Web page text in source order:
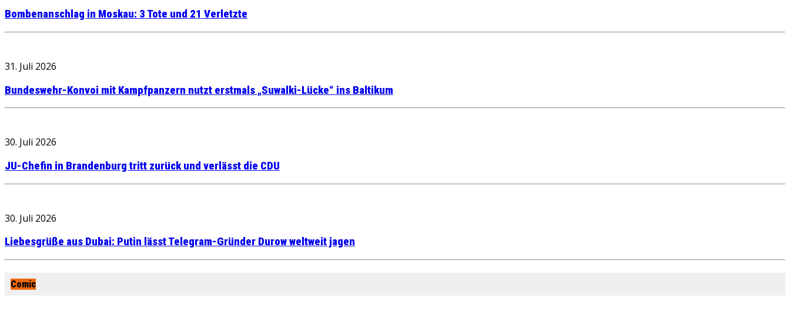
Bombenanschlag in Moskau: 3 Tote und 21 Verletzte
31. Juli 2026
Bundeswehr-Konvoi mit Kampfpanzern nutzt erstmals „Suwalki-Lücke“ ins Baltikum
30. Juli 2026
JU-Chefin in Brandenburg tritt zurück und verlässt die CDU
30. Juli 2026
Liebesgrüße aus Dubai: Putin lässt Telegram-Gründer Durow weltweit jagen
Comic